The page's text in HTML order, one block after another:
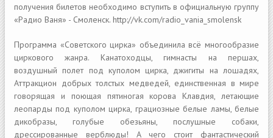
получения билетов необходимо вступить в официальную группу
«Радио Ваня» - Смоленск. http://vk.com/radio_vania_smolensk
Программа «Советского цирка» объединила всё многообразие
циркового жанра. Канатоходцы, гимнасты на першах,
воздушный полет под куполом цирка, джигиты на лошадях,
Аттракцион добрых толстых медведей, единственная в мире
говорящая и поющая пятиногая корова Клавдия, летающие
леопарды под куполом цирка, грациозные белые ламы, белые
дикобразы, голубые обезьяны, послушные собаки,
дрессированные верблюды! А чего стоит фантастический